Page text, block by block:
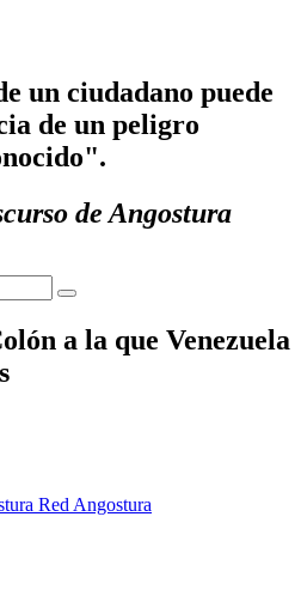
un ciudadano puede
de un peligro
de Angostura
a la que Venezuela
Red Angostura